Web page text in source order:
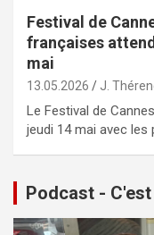
Festival de
françaises
mai
13.05.2026 J.
Le Festival de
jeudi 14 mai avec les
Podcast -